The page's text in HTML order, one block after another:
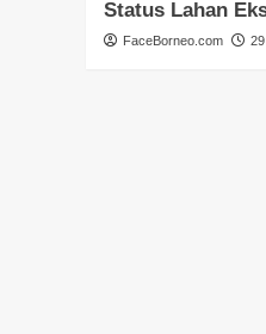
Status Lahan
FaceBorneo.com